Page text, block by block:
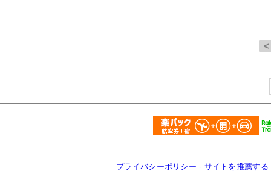
プライバシーポリシー - サイトを推薦する